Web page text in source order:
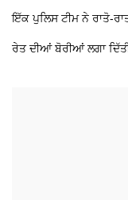
ਇੱਕ ਪੁਲਿਸ ਟੀਮ ਨੇ ਰਾਤੋ-
ਰੇਤ ਦੀਆਂ ਬੋਰੀਆਂ ਲਗਾ